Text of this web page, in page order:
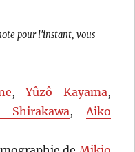
pour l'instant, vous
,Yûzô Kayama,
Shirakawa, Aiko